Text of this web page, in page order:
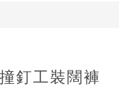
釘工裝闊褲